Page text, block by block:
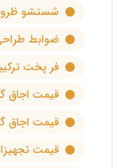
شستشو
ضوابط
فر پخت
قیمت اجاق
قیمت اجاق
قیمت